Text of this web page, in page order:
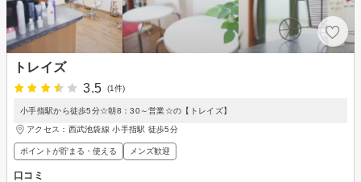
トレイズ
3.5
(1件)
小手指駅から徒歩5分☆朝8：30～営業☆の【トレイズ】
アクセス：西武池袋線 小手指駅 徒歩5分
ポイントが貯まる・使える メンズ歓迎
口コミ